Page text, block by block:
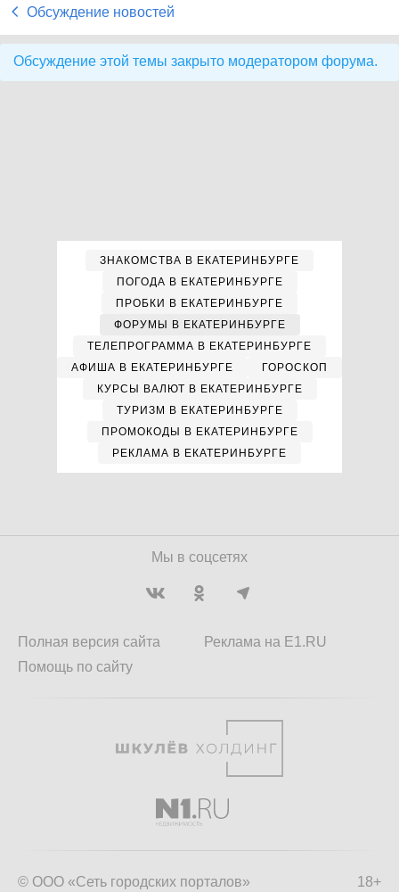
Обсуждение новостей
Обсуждение этой темы закрыто модератором форума.
ЗНАКОМСТВА В ЕКАТЕРИНБУРГЕ
ПОГОДА В ЕКАТЕРИНБУРГЕ
ПРОБКИ В ЕКАТЕРИНБУРГЕ
ФОРУМЫ В ЕКАТЕРИНБУРГЕ
ТЕЛЕПРОГРАММА В ЕКАТЕРИНБУРГЕ
АФИША В ЕКАТЕРИНБУРГЕ
ГОРОСКОП
КУРСЫ ВАЛЮТ В ЕКАТЕРИНБУРГЕ
ТУРИЗМ В ЕКАТЕРИНБУРГЕ
ПРОМОКОДЫ В ЕКАТЕРИНБУРГЕ
РЕКЛАМА В ЕКАТЕРИНБУРГЕ
Мы в соцсетях
Полная версия сайта
Помощь по сайту
Реклама на E1.RU
18+
© ООО «Сеть городских порталов»